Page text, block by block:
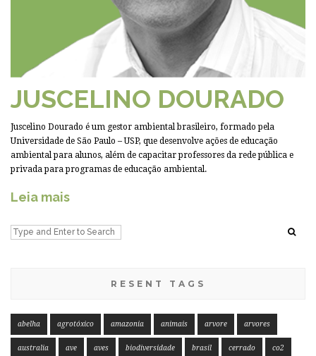
JUSCELINO DOURADO
Juscelino Dourado é um gestor ambiental brasileiro, formado pela
Universidade de São Paulo – USP, que desenvolve ações de educação
ambiental para alunos, além de capacitar professores da rede pública e
privada para programas de educação ambiental.
Leia mais
RESENT TAGS
abelha agrotóxico amazonia animais arvore arvores
australia ave aves biodiversidade brasil cerrado co2